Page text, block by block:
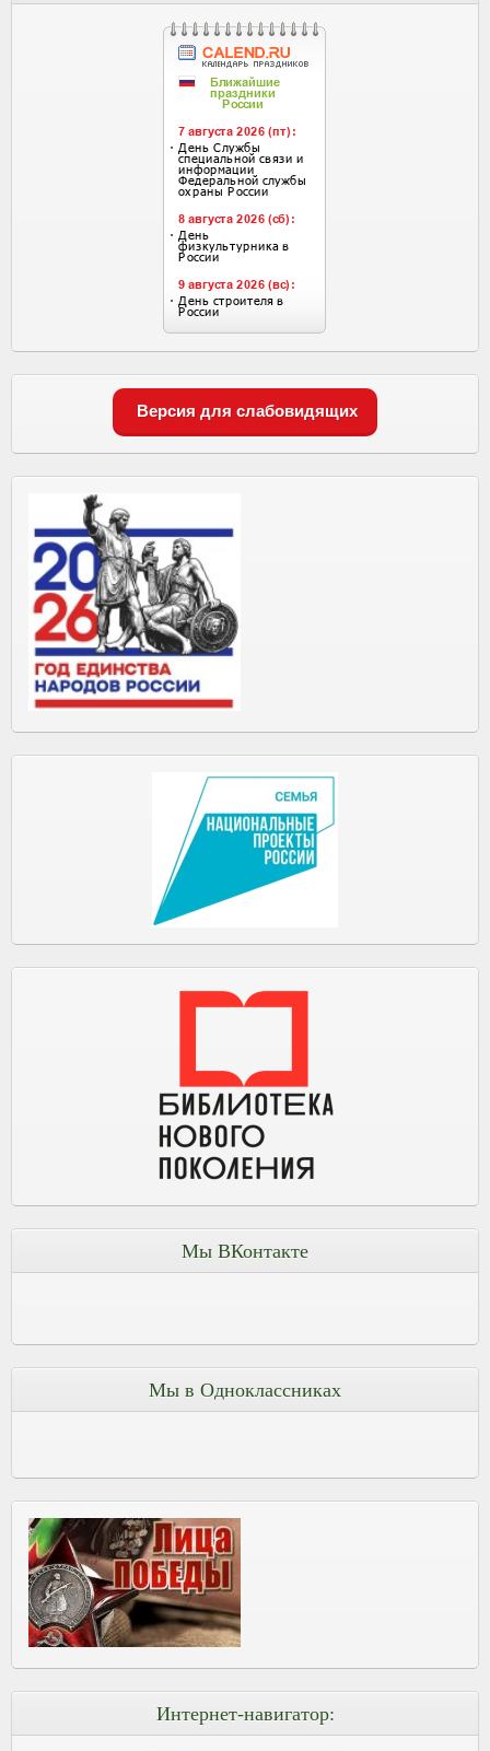
Версия для слабовидящих
Мы ВКонтакте
Мы в Одноклассниках
Интернет-навигатор: